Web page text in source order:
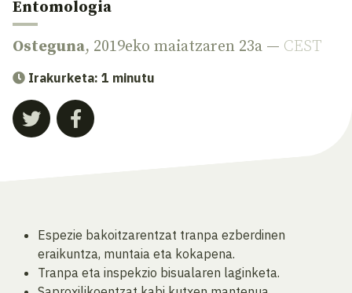
Entomologia
Osteguna, 2019eko maiatzaren 23a — CEST
Irakurketa: 1 minutu
Espezie bakoitzarentzat tranpa ezberdinen
eraikuntza, muntaia eta kokapena.
Tranpa eta inspekzio bisualaren laginketa.